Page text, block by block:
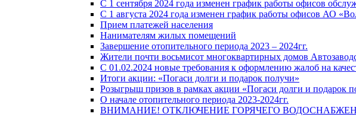
С 1 сентября 2024 года изменен график работы офисов
С 1 августа 2024 года изменен график работы офисов АО
Прием платежей населения
Нанимателям жилых помещений
Завершение отопительного периода 2023 – 2024гг.
Жители почти восьмисот многоквартирных домов
С 01.02.2024 новые требования к оформлению жалоб на
Итоги акции: «Погаси долги и подарок получи»
Розыгрыш призов в рамках акции «Погаси долги и подарок
О начале отопительного периода 2023-2024гг.
ВНИМАНИЕ! ОТКЛЮЧЕНИЕ ГОРЯЧЕГО